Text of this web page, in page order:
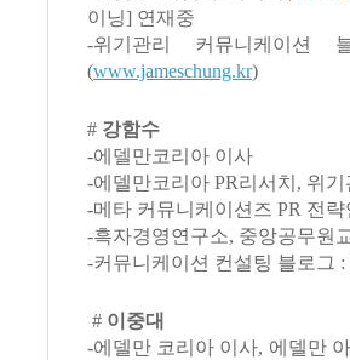
이닝] 연재중
-위기관리 커뮤니케이션
(www.jameschung.kr)
# 강함수
-에델만코리아 이사
-에델만코리아 PR리서치, 위기
-메타 커뮤니케이션즈 PR 전
-흑자경영연구소, 중앙공무원
-커뮤니케이션 컨설팅 블로그 :
# 이중대
-에델만 코리아 이사, 에델만